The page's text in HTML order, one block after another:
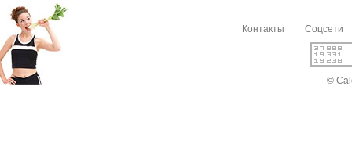
Контакты Соцсети
©